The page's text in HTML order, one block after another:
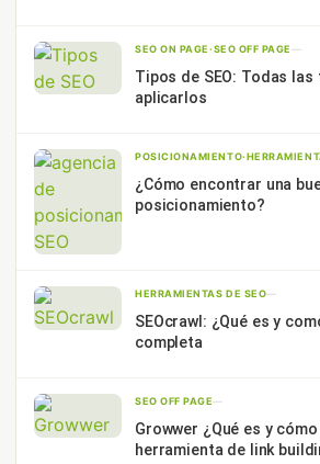
SEO ON PAGE·SEO OFF PAGE—
Tipos de SEO: Todas
aplicarlos
POSICIONAMIENTO·
¿Cómo encontrar una
posicionamiento?
HERRAMIENTAS DE SEO—
SEOcrawl: ¿Qué es y
completa
SEO OFF PAGE—
Growwer ¿Qué es y
herramienta de link